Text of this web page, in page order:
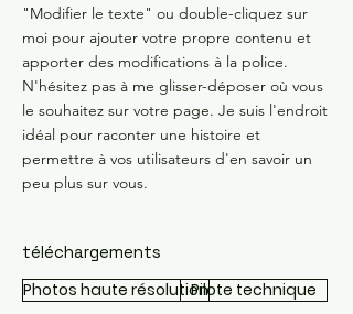
"Modifier le texte" ou double-cliquez sur
moi pour ajouter votre propre contenu et
apporter des modifications à la police.
N'hésitez pas à me glisser-déposer où vous
le souhaitez sur votre page. Je suis l'endroit
idéal pour raconter une histoire et
permettre à vos utilisateurs d'en savoir un
peu plus sur vous.
téléchargements
Photos haute résolutionPilote technique